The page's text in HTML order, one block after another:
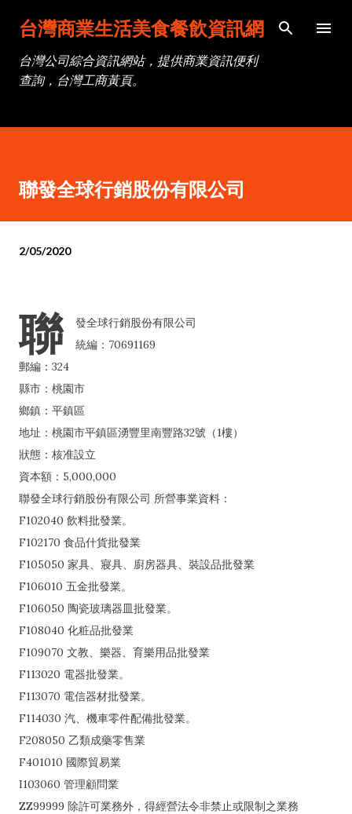
跳到主要內容
台灣商業生活美食餐飲資訊網
台灣公司綜合資訊網站，提供商業資訊便利
查詢，台灣工商黃頁。
聯發全球行銷股份有限公司
2/05/2020
聯
發全球行銷股份有限公司
統編：70691169
郵編：324
縣市：桃園市
鄉鎮：平鎮區
地址：桃園市平鎮區湧豐里南豐路32號（1樓）
狀態：核准設立
資本額：5,000,000
聯發全球行銷股份有限公司 所營事業資料：
F102040 飲料批發業。
F102170 食品什貨批發業
F105050 家具、寢具、廚房器具、裝設品批發業
F106010 五金批發業。
F106050 陶瓷玻璃器皿批發業。
F108040 化粧品批發業
F109070 文教、樂器、育樂用品批發業
F113020 電器批發業。
F113070 電信器材批發業。
F114030 汽、機車零件配備批發業。
F208050 乙類成藥零售業
F401010 國際貿易業
I103060 管理顧問業
ZZ99999 除許可業務外，得經營法令非禁止或限制之業務